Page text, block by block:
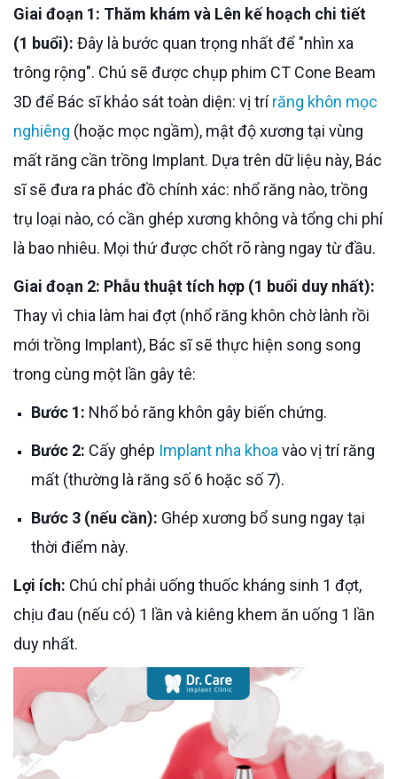
Giai đoạn 1: Thăm khám và Lên kế hoạch chi tiết
(1 buổi): Đây là bước quan trọng nhất để "nhìn xa
trông rộng". Chú sẽ được chụp phim CT Cone Beam
3D để Bác sĩ khảo sát toàn diện: vị trírăng khôn mọc
nghiêng (hoặc mọc ngầm), mật độ xương tại vùng
mất răng cần trồng Implant. Dựa trên dữ liệu này, Bác
sĩ sẽ đưa ra phác đồ chính xác: nhổ răng nào, trồng
trụ loại nào, có cần ghép xương không và tổng chi phí
là bao nhiêu. Mọi thứ được chốt rõ ràng ngay từ đầu.
Giai đoạn 2: Phẫu thuật tích hợp (1 buổi duy nhất):
Thay vì chia làm hai đợt (nhổ răng khôn chờ lành rồi
mới trồng Implant), Bác sĩ sẽ thực hiện song song
trong cùng một lần gây tê:
Bước 1: Nhổ bỏ răng khôn gây biến chứng.
Bước 2: Cấy ghép Implant nha khoa vào vị trí răng
mất (thường là răng số 6 hoặc số 7).
Bước 3 (nếu cần): Ghép xương bổ sung ngay tại
thời điểm này.
Lợi ích: Chú chỉ phải uống thuốc kháng sinh 1 đợt,
chịu đau (nếu có) 1 lần và kiêng khem ăn uống 1 lần
duy nhất.